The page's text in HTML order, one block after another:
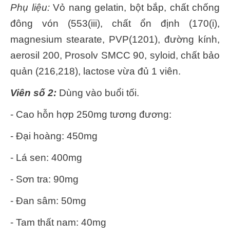
Phụ liệu:Vỏ nang gelatin, bột bắp, chất chống
đông vón (553(iii), chất ổn định (170(i),
magnesium stearate, PVP(1201), đường kính,
aerosil 200, Prosolv SMCC 90, syloid, chất bảo
quản (216,218), lactose vừa đủ 1 viên.
Viên số 2: Dùng vào buổi tối.
- Cao hỗn hợp 250mg tương đương:
- Đại hoàng: 450mg
- Lá sen: 400mg
- Sơn tra: 90mg
- Đan sâm: 50mg
- Tam thất nam: 40mg